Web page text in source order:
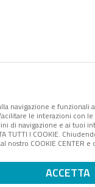
navigazione e
le interazioni con
di navigazione e ai tuoi
TUTTI I COOKIE.
nostro COOKIE
ACCETTA